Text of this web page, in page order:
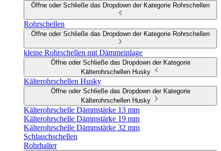
Öffne oder Schließe das Dropdown der Kategorie Rohrschellen
Rohrschellen
Öffne oder Schließe das Dropdown der Kategorie Rohrschellen
kleine Rohrschellen mit Dämmeinlage
Öffne oder Schließe das Dropdown der Kategorie
Kälterohrschellen Husky
Kälterohrschellen Husky
Öffne oder Schließe das Dropdown der Kategorie
Kälterohrschellen Husky
Kälterohrschelle Dämmstärke 13 mm
Kälterohrschelle Dämmstärke 19 mm
Kälterohrschelle Dämmstärke 32 mm
Schlauchschellen
Rohrhalter